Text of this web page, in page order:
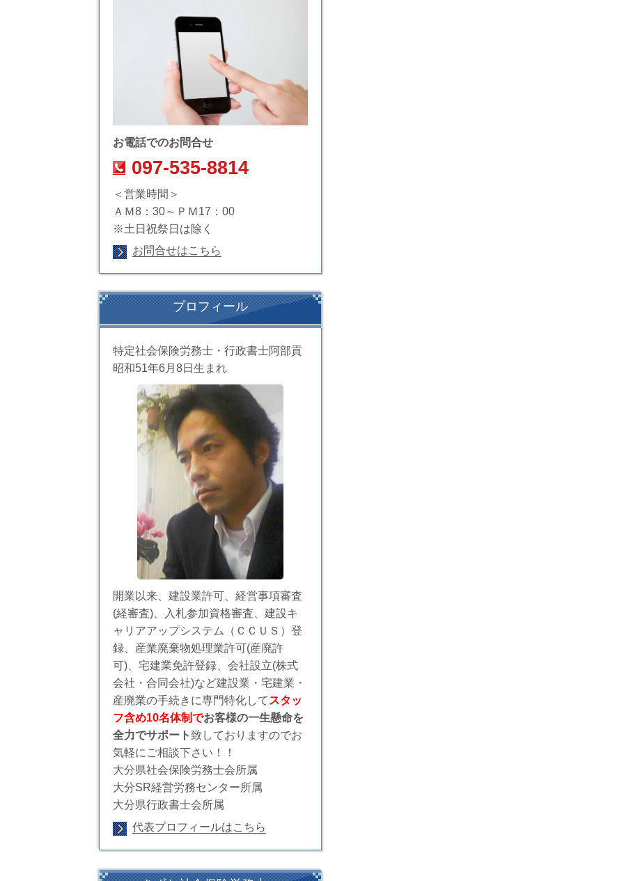
お電話でのお問合せ
097-535-8814
＜営業時間＞
ＡＭ8：30～ＰＭ17：00
※土日祝祭日は除く
お問合せはこちら
プロフィール
特定社会保険労務士・行政書士阿部貢
昭和51年6月8日生まれ
開業以来、建設業許可、経営事項審査
(経審査)、入札参加資格審査、建設キ
ャリアアップシステム（ＣＣＵＳ）登
録、産業廃棄物処理業許可(産廃許
可)、宅建業免許登録、会社設立(株式
会社・合同会社)など建設業・宅建業・
産廃業の手続きに専門特化して スタッ
フ含め10名体制でお客様の一生懸命を
全力でサポート致しておりますのでお
気軽にご相談下さい！！
大分県社会保険労務士会所属
大分SR経営労務センター所属
大分県行政書士会所属
代表プロフィールはこちら